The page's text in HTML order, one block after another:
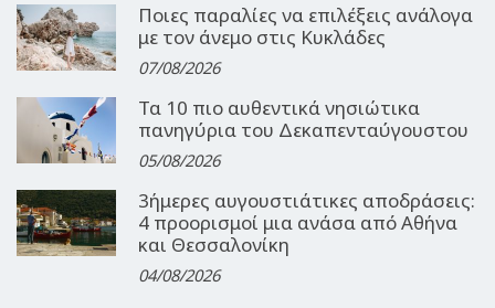
Ποιες παραλίες να επιλέξεις ανάλογα
με τον άνεμο στις Κυκλάδες
07/08/2026
Τα 10 πιο αυθεντικά νησιώτικα
πανηγύρια του Δεκαπενταύγουστου
05/08/2026
3ήμερες αυγουστιάτικες αποδράσεις:
4 προορισμοί μια ανάσα από Αθήνα
και Θεσσαλονίκη
04/08/2026